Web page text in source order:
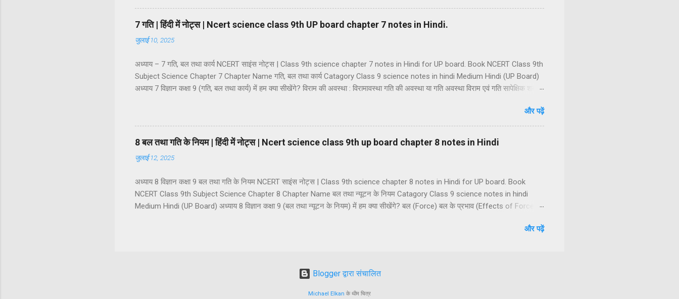
अनिश्चित अनुपात में मिलाया जाता है और किसी नई वस्तु का निर्माण नहीं होता है तो ऐसे पदार्थ को मिश्रण कहते हैं। मिश्रण में दो या दो से अधिक अवयवी पदार...
7 गति | हिंदी में नोट्स | Ncert science class 9th UP board chapter 7 notes in Hindi.
जुलाई 10, 2025
अध्याय – 7 गति, बल तथा कार्य NCERT साइंस नोट्स | Class 9th science chapter 7 notes in Hindi for UP board. Book NCERT Class 9th
Subject Science Chapter 7 Chapter Name गति, बल तथा कार्य Catagory Class 9 science notes in hindi Medium Hindi (UP Board)
अध्याय 7 विज्ञान कक्षा 9 (गति, बल तथा कार्य) में हम क्या सीखेंगे? विराम की अवस्था : विरामावस्था गति की अवस्था या गति अवस्था विराम एवं गति सापेक्षिक शब्द हैं
सरल रेखीय गति एक समान गति और आसमान गति एकसमान गति असमान गति गति की दर का मापन : चाल चाल का मात्रक चाल के प्रकार एकसमान चाल
असमान चाल असमान चाल के प्रकार (a) औसत चाल (b) तात्क्षणिक चाल वेग वेग का मात्रक वेग के प्रकार (1) एकसमान वेग (2) असमान वेग असमान
वेग के प्रकार ...
और पढ़ें
8 बल तथा गति के नियम | हिंदी में नोट्स | Ncert science class 9th up board chapter 8 notes in Hindi
जुलाई 12, 2025
अध्याय 8 विज्ञान कक्षा 9 बल तथा गति के नियम NCERT साइंस नोट्स | Class 9th science chapter 8 notes in Hindi for UP board. Book
NCERT Class 9th Subject Science Chapter 8 Chapter Name बल तथा न्यूटन के नियम Catagory Class 9 science notes in hindi
Medium Hindi (UP Board) अध्याय 8 विज्ञान कक्षा 9 (बल तथा न्यूटन के नियम) में हम क्या सीखेंगे? बल (Force) बल के प्रभाव (Effects of Force)
अस्पर्शीय बल स्पर्शीय बल अस्पर्शीय बल बलों का वर्गीकरण (1) पेशीय बल (2) यांत्रिक बल (3) गुरुत्वाकर्षण बल (4) घर्षण बल (5) चुम्बकीय बल (6) विद्युत बल
और पढ़ें
Blogger द्वारा संचालित
Michael Elkan के थीम चित्र